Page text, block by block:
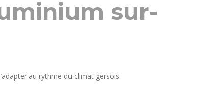
sur-
au rythme du climat gersois.